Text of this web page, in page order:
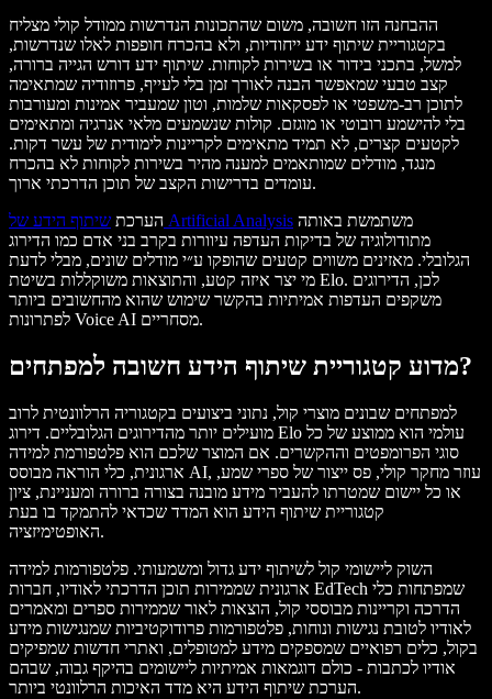
ההבחנה הזו חשובה, משום שהתכונות הנדרשות ממודל קולי מצליח
בקטגוריית שיתוף ידע ייחודיות, ולא בהכרח חופפות לאלו שנדרשות,
למשל, בתכני בידור או בשירות לקוחות. שיתוף ידע דורש הגייה ברורה,
קצב טבעי שמאפשר הבנה לאורך זמן בלי לעייף, פרוזודיה שמתאימה
לתוכן רב-משפטי או לפסקאות שלמות, וטון שמעביר אמינות ומעורבות
בלי להישמע רובוטי או מוגזם. קולות שנשמעים מלאי אנרגיה ומתאימים
לקטעים קצרים, לא תמיד מתאימים לקריינות לימודית של עשר דקות.
מנגד, מודלים שמותאמים למענה מהיר בשירות לקוחות לא בהכרח
עומדים בדרישות הקצב של תוכן הדרכתי ארוך.
הערכת שיתוף הידע של Artificial Analysis
מתודולוגיה של בדיקות העדפה עיוורות בקרב בני אדם כמו הדירוג
הגלובלי. מאזינים משווים קטעים שהופקו ע״י מודלים שונים, מבלי לדעת
מי יצר איזה קטע, והתוצאות משוקללות בשיטת Elo. לכן, הדירוגים
משקפים העדפות אמיתיות בהקשר שימוש שהוא מהחשובים ביותר
לפתרונות Voice AI מסחריים.
מדוע קטגוריית שיתוף הידע חשובה למפתחים?
למפתחים שבונים מוצרי קול, נתוני ביצועים בקטגוריה הרלוונטית לרוב
מועילים יותר מהדירוגים הגלובליים. דירוג Elo עולמי הוא ממוצע של כל
סוגי הפרומפטים וההקשרים. אם המוצר שלכם הוא פלטפורמת למידה
ארגונית, כלי הוראה מבוסס AI, עוזר מחקר קולי, פס ייצור של ספרי שמע,
או כל יישום שמטרתו להעביר מידע מובנה בצורה ברורה ומעניינת, ציון
קטגוריית שיתוף הידע הוא המדד שכדאי להתמקד בו בעת
האופטימיזציה.
השוק ליישומי קול לשיתוף ידע גדול ומשמעותי. פלטפורמות למידה
ארגונית שממירות תוכן הדרכתי לאודיו, חברות EdTech שמפתחות כלי
הדרכה וקריינות מבוססי קול, הוצאות לאור שממירות ספרים ומאמרים
לאודיו לטובת נגישות ונוחות, פלטפורמות פרודוקטיביות שמנגישות מידע
בקול, כלים רפואיים שמספקים מידע למטופלים, ואתרי חדשות שמפיקים
אודיו לכתבות - כולם דוגמאות אמיתיות ליישומים בהיקף גבוה, שבהם
הערכת שיתוף הידע היא מדד האיכות הרלוונטי ביותר.